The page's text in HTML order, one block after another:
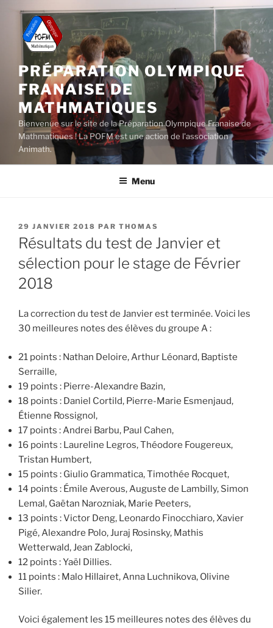
contenu
principal
PRÉPARATION OLYMPIQUE
FRANAISE DE
MATHMATIQUES
Bienvenue sur le site de la Préparation Olympique Franaise de
Mathmatiques ! La POFM est une action de l'association
Animath.
Menu
PUBLIÉ
LE
29 JANVIER 2018 PAR THOMAS
Résultats du test de Janvier et
sélection pour le stage de Février
2018
La correction du test de Janvier est terminée. Voici les
30 meilleures notes des élèves du groupe A :
21 points : Nathan Deloire, Arthur Léonard, Baptiste
Serraille,
19 points : Pierre-Alexandre Bazin,
18 points : Daniel Cortild, Pierre-Marie Esmenjaud,
Étienne Rossignol,
17 points : Andrei Barbu, Paul Cahen,
16 points : Laureline Legros, Théodore Fougereux,
Tristan Humbert,
15 points : Giulio Grammatica, Timothée Rocquet,
14 points : Émile Averous, Auguste de Lambilly, Simon
Lemal, Gaëtan Narozniak, Marie Peeters,
13 points : Victor Deng, Leonardo Finocchiaro, Xavier
Pigé, Alexandre Polo, Juraj Rosinsky, Mathis
Wetterwald, Jean Zablocki,
12 points : Yaël Dillies.
11 points : Malo Hillairet, Anna Luchnikova, Olivine
Silier.
Voici également les 15 meilleures notes des élèves du